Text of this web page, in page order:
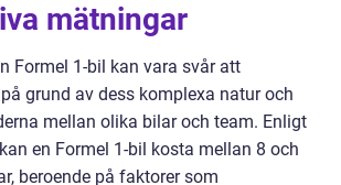
mätningar
Formel 1-bil kan vara svår att
grund av dess komplexa natur och
mellan olika bilar och team. Enligt
en Formel 1-bil kosta mellan 8 och
beroende på faktorer som